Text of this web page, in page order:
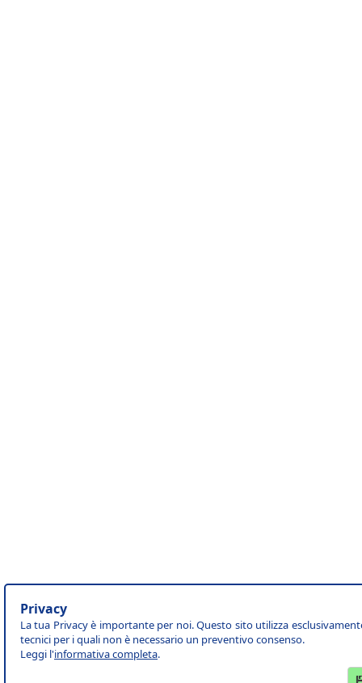
Privacy
La tua Privacy è importante per noi. Questo sito utilizza
tecnici per i quali non è necessario un preventivo consenso.
Leggi l'informativa completa.